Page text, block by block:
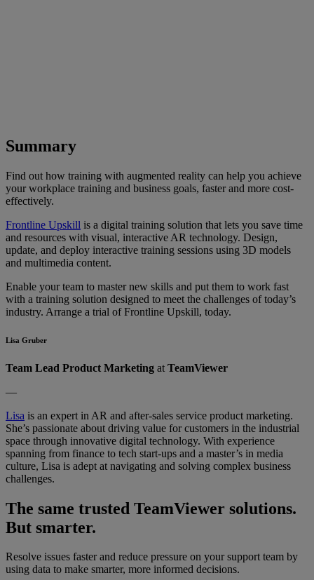
Summary
Find out how training with augmented reality can help you achieve
your workplace training and business goals, faster and more cost-
effectively.
Frontline Upskill is a digital training solution that lets you save time
and resources with visual, interactive AR technology. Design,
update, and deploy interactive training sessions using 3D models
and multimedia content.
Enable your team to master new skills and put them to work fast
with a training solution designed to meet the challenges of today’s
industry. Arrange a trial of Frontline Upskill, today.
Lisa Gruber
Team Lead Product Marketing at TeamViewer
—
Lisa is an expert in AR and after-sales service product marketing.
She’s passionate about driving value for customers in the industrial
space through innovative digital technology. With experience
spanning from finance to tech start-ups and a master’s in media
culture, Lisa is adept at navigating and solving complex business
challenges.
The same trusted TeamViewer solutions.
But smarter.
Resolve issues faster and reduce pressure on your support team by
using data to make smarter, more informed decisions.